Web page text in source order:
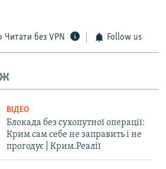
Читати без VPN Follow us
ВІДЕО
Блокада без сухопутної операції:
Крим сам себе не заправить і не
прогодує | Крим.Реалії